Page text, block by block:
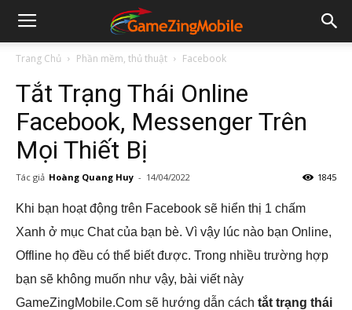
Trang Chủ Phần mềm, thủ thuật Facebook
Tắt Trạng Thái Online
Facebook, Messenger Trên
Mọi Thiết Bị
Tác giả Hoàng Quang Huy - 14/04/2022 1845
Khi bạn hoạt động trên Facebook sẽ hiển thị 1 chấm
Xanh ở mục Chat của bạn bè. Vì vậy lúc nào bạn Online,
Offline họ đều có thể biết được. Trong nhiều trường hợp
bạn sẽ không muốn như vậy, bài viết này
GameZingMobile.Com sẽ hướng dẫn cách tắt trạng thái